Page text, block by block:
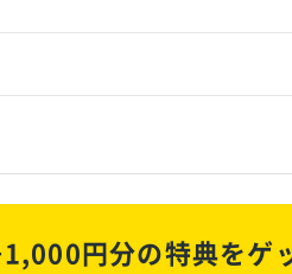
1,000円分の特典をゲ